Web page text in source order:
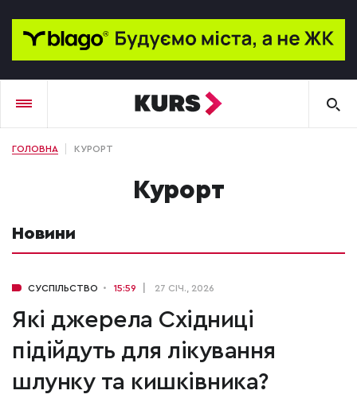
ГОЛОВНА КУРОРТ
курорт
Новини
СУСПІЛЬСТВО 15:59 27 СІЧ., 2026
Які джерела Східниці
підійдуть для лікування
шлунку та кишківника?